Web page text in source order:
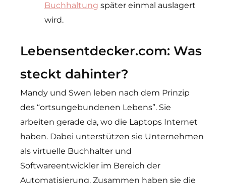
Buchhaltung später einmal auslagert
wird.
Lebensentdecker.com: Was
steckt dahinter?
Mandy und Swen leben nach dem Prinzip
des “ortsungebundenen Lebens”. Sie
arbeiten gerade da, wo die Laptops Internet
haben. Dabei unterstützen sie Unternehmen
als virtuelle Buchhalter und
Softwareentwickler im Bereich der
Automatisierung. Zusammen haben sie die